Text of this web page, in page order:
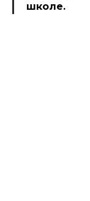
школе.